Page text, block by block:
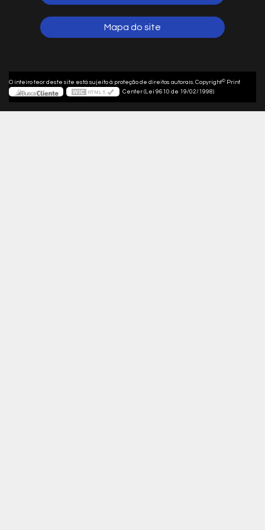
Mapa do site
O inteiro teor deste site está sujeito à proteção de direitos autorais. Copyright© Print
Center (Lei 9610 de 19/02/1998)